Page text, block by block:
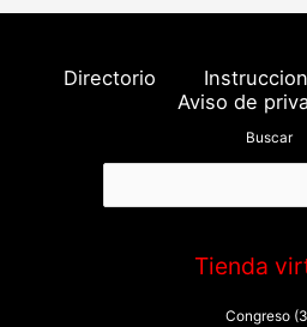
Directorio
Aviso de
Buscar
Tienda
Congreso